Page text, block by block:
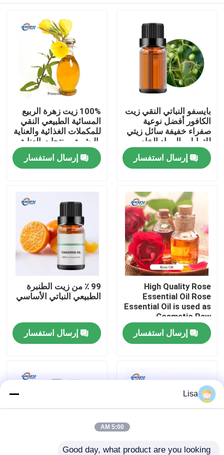
المنزل
المنتجات
فيديوهات
برنامج VR
حولنا
جولة في المصنع
اتصل بنا
نكهات الجوهر الغذائي
بايسفو النباتي النقي زيت
الكافور أفضل نوعية
صفراء خفيفة سائل زيتي
للتوابل والمواد الخام
التجميلية
إرسال استفسار
100% زيت زهرة الربيع
المسائية الطبيعي النقي
للمكملات الغذائية والعناية
بالبشرة ومنتجات العناية
الشخصية
إرسال استفسار
High Quality Rose
Essential Oil Rose
Essential Oil is used as
Cosmetic Raw
Material
إرسال استفسار
99 ٪ من زيت الطنبرة
الطبيعي النباتي الأساسي
إرسال استفسار
Lisa
5:00 AM
Good day, what product are you looking